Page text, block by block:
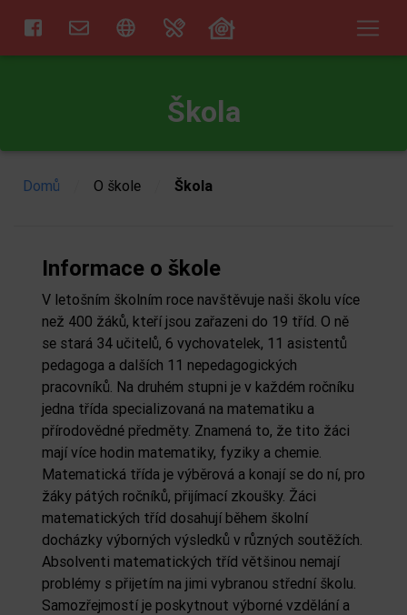
Škola
Domů O škole Škola
Informace o škole
V letošním školním roce navštěvuje naši školu více
než 400 žáků, kteří jsou zařazeni do 19 tříd. O ně
se stará 34 učitelů, 6 vychovatelek, 11 asistentů
pedagoga a dalších 11 nepedagogických
pracovníků. Na druhém stupni je v každém ročníku
jedna třída specializovaná na matematiku a
přírodovědné předměty. Znamená to, že tito žáci
mají více hodin matematiky, fyziky a chemie.
Matematická třída je výběrová a konají se do ní, pro
žáky pátých ročníků, přijímací zkoušky. Žáci
matematických tříd dosahují během školní
docházky výborných výsledků v různých soutěžích.
Absolventi matematických tříd většinou nemají
problémy s přijetím na jimi vybranou střední školu.
Samozřejmostí je poskytnout výborné vzdělání a